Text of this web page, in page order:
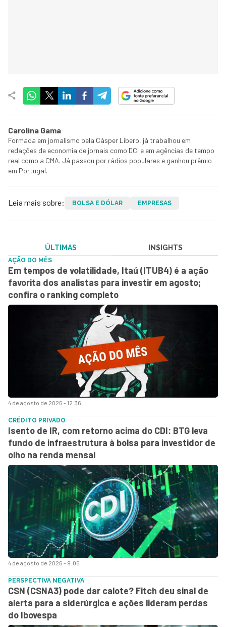
Carolina Gama
Formada em jornalismo pela Cásper Líbero, já trabalhou em
redações de economia de jornais como DCI e em agências de tempo
real como a CMA. Já passou por rádios populares e ganhou prêmio
em Portugal.
Leia mais sobre: BOLSA E DÓLAR EMPRESAS
ÚLTIMAS IN$IGHTS
4 de agosto de 2026 - 12:36
AÇÃO DO MÊS
Em tempos de volatilidade, Itaú (ITUB4) é a ação
favorita dos analistas para investir em agosto;
confira o ranking completo
4 de agosto de 2026 - 9:05
CRÉDITO PRIVADO
Isento de IR, com retorno acima do CDI: BTG leva
fundo de infraestrutura à bolsa para investidor de
olho na renda mensal
PERSPECTIVA NEGATIVA
CSN (CSNA3) pode dar calote? Fitch deu sinal de
alerta para a siderúrgica e ações lideram perdas
do Ibovespa